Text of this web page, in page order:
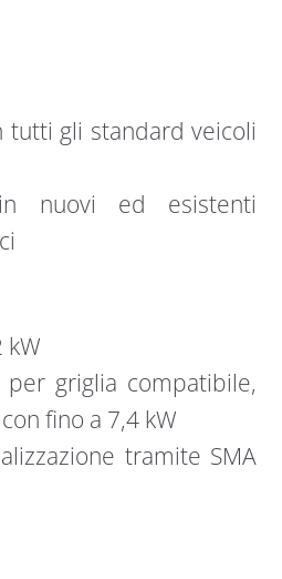
tutti gli standard veicoli
nuovi ed esistenti
kW
griglia compatibile,
fino a 7,4 kW
tramite SMA